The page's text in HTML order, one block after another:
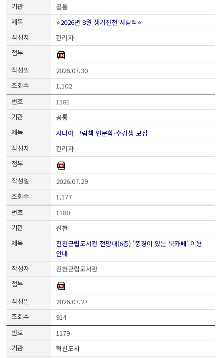
공통
⭐2026년 8월 생거진천 사람책⭐
관리자
2026.07.30
1,102
1181
공통
시니어 그림책 인문학-수강생 모집
관리자
2026.07.29
1,177
1180
진천
진천군립도서관 전망대(6층) '풍경이 있는 북카페' 이용
안내
진천군립도서관
2026.07.27
914
1179
혁신도시